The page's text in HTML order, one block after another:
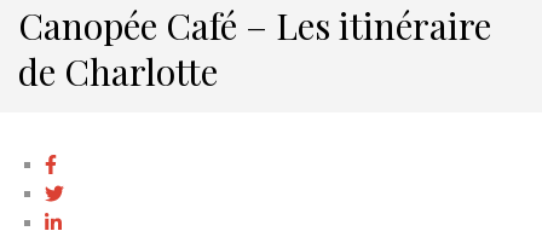
Canopée Café – Les itinéraire
de Charlotte